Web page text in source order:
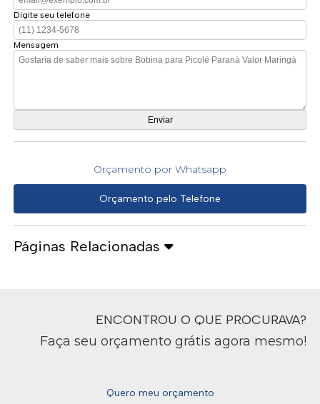
Digite seu telefone
Mensagem
Orçamento por Whatsapp
Orçamento pelo Telefone
Páginas Relacionadas
ENCONTROU O QUE PROCURAVA?
Faça seu orçamento grátis agora mesmo!
Quero meu orçamento